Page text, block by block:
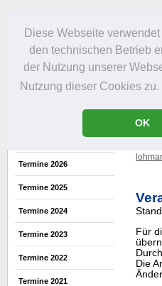
Diese Webseite
den technischen Betrieb
der Nutzung unserer
Nutzung dieser Cookies zu.
OK
Infos Freizeit
Termine 2026
Termine 2025
Termine 2024
Termine 2023
Termine 2022
Termine 2021
Für
Die